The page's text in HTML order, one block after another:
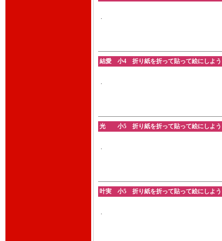
.
結愛 小4 折り紙を折って貼って絵にしよ
.
光 小5 折り紙を折って貼って絵にしよう
.
叶実 小5 折り紙を折って貼って絵にしよ
.